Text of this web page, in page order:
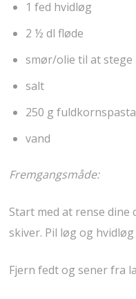
1 fed hvidløg
2 ½ dl fløde
smør/olie til at stege
salt
250 g fuldkornspasta
vand
Fremgangsmåde:
Start med at rense
skiver. Pil løg og
Fjern fedt og sener fra